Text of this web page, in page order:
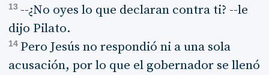
13 --¿No oyes lo que declaran contra ti? --le
dijo Pilato.
14 Pero Jesús no respondió ni a una sola
acusación, por lo que el gobernador se llenó